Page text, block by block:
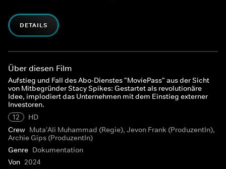
DETAILS
Über diesen Film
Aufstieg und Fall des Abo-Dienstes "MoviePass" aus der Sicht
von Mitbegründer Stacy Spikes: Gestartet als revolutionäre
Idee, implodiert das Unternehmen mit dem Einstieg externer
Investoren.
12
HD
Crew Muta'Ali Muhammad (Regie), Jevon Frank (ProduzentIn),
Archie Gips (ProduzentIn)
Genre Dokumentation
Von 2024